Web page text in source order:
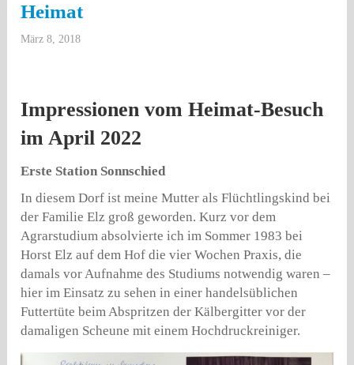
Heimat
März 8, 2018
Impressionen vom Heimat-Besuch
im April 2022
Erste Station Sonnschied
In diesem Dorf ist meine Mutter als Flüchtlingskind bei
der Familie Elz groß geworden. Kurz vor dem
Agrarstudium absolvierte ich im Sommer 1983 bei
Horst Elz auf dem Hof die vier Wochen Praxis, die
damals vor Aufnahme des Studiums notwendig waren –
hier im Einsatz zu sehen in einer handelsüblichen
Futtertüte beim Abspritzen der Kälbergitter vor der
damaligen Scheune mit einem Hochdruckreiniger.